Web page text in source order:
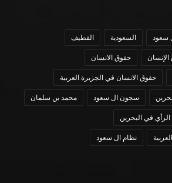
سعود السعودية القطيف
حقوق الانسان
حقوق الانسان في الجزيرة العربية
سجون ال سعود محمد بن سلمان
في البحرين
نظام ال سعود